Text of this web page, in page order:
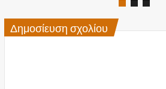
Δημοσίευση σχολίου